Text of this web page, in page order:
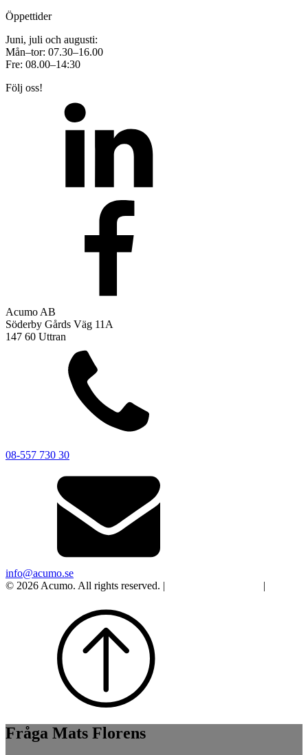
Öppettider
Juni, juli och augusti:
Mån–tor: 07.30–16.00
Fre: 08.00–14:30
Följ oss!
Acumo AB
Söderby Gårds Väg 11A
147 60 Uttran
08-557 730 30
info@acumo.se
© 2026 Acumo. All rights reserved. |
|
Fråga Mats Florens